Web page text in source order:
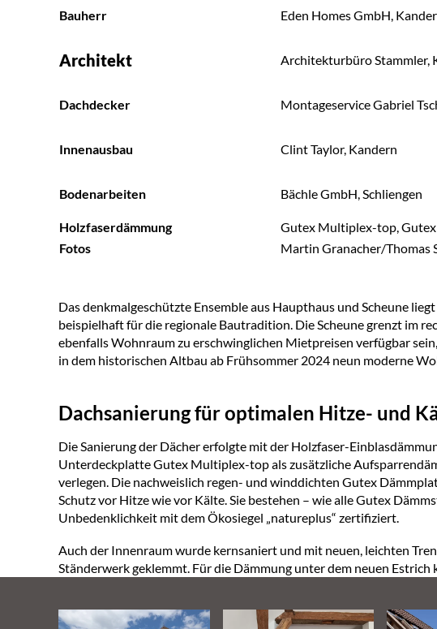
Bauherr Eden Homes GmbH,
Architekt Architekturbüro Stammler,
Dachdecker Montageservice Gabriel
Innenausbau Clint Taylor, Kandern
Bodenarbeiten Bächle GmbH, Schliengen
Holzfaserdämmung
Gutex Multiplex-top,
Fotos
Martin Granacher/Thomas
Das denkmalgeschützte Ensemble aus Haupthaus und Scheune
beispielhaft für die regionale Bautradition. Die Scheune grenzt im
ebenfalls Wohnraum zu erschwinglichen Mietpreisen verfügbar
in dem historischen Altbau ab Frühsommer 2024 neun moderne
Dachsanierung für optimalen Hitze- und
Die Sanierung der Dächer erfolgte mit der Holzfaser-
Unterdeckplatte Gutex Multiplex-top als zusätzliche
verlegen. Die nachweislich regen- und winddichten Gutex
Schutz vor Hitze wie vor Kälte. Sie bestehen – wie alle Gutex
Unbedenklichkeit mit dem Ökosiegel „natureplus“ zertifiziert.
Auch der Innenraum wurde kernsaniert und mit neuen, leichten
Ständerwerk geklemmt. Für die Dämmung unter dem neuen